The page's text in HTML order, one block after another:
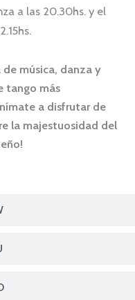
a las 20.30hs. y el
música, danza y
tango más
a disfrutar de
la majestuosidad del